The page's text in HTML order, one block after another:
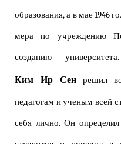
образования, а в мае 1946
мера по учреждению
созданию
Ким Ир Сен решил
педагогам и ученым всей
себя лично. Он